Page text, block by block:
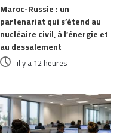
Maroc-Russie : un
partenariat qui s’étend au
nucléaire civil, à l’énergie et
au dessalement
il y a 12 heures